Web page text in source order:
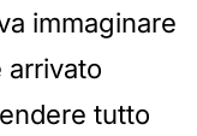
immaginare
arrivato
tutto